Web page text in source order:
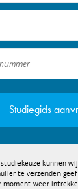
Studiegids
kunnen
te verzenden
weer